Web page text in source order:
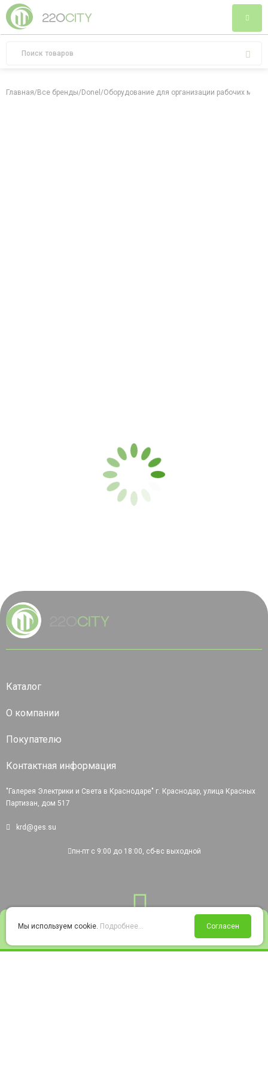
Войти Избранное Корзина
Главная/Все бренды/Donel /Оборудование для организации рабочих мест
Каталог
О компании
Покупателю
Контактная информация
"Галерея Электрики и Света в Краснодаре" г. Краснодар, улица Красных
Партизан, дом 517
krd@ges.su
пн-пт с 9:00 до 18:00, сб-вс выходной
Мы используем cookie. Подробнее... Согласен